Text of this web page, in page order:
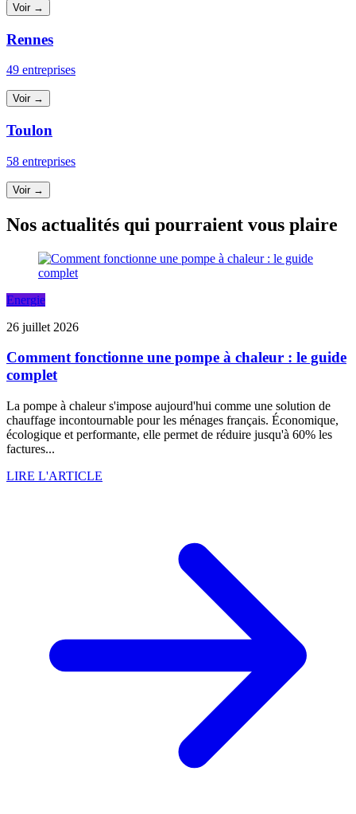
Voir →
Rennes
49 entreprises
Voir →
Toulon
58 entreprises
Voir →
Nos actualités qui pourraient vous plaire
Energie
26 juillet 2026
Comment fonctionne une pompe à chaleur : le guide
complet
La pompe à chaleur s'impose aujourd'hui comme une solution de
chauffage incontournable pour les ménages français. Économique,
écologique et performante, elle permet de réduire jusqu'à 60% les
factures...
LIRE L'ARTICLE